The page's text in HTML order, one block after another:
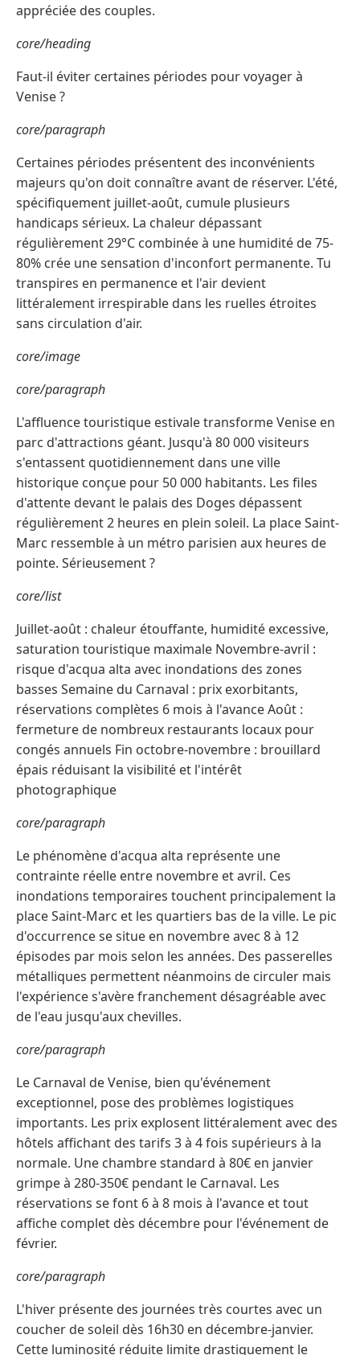
appréciée des couples.
core/heading
Faut-il éviter certaines périodes pour voyager à
Venise ?
core/paragraph
Certaines périodes présentent des inconvénients
majeurs qu'on doit connaître avant de réserver. L'été,
spécifiquement juillet-août, cumule plusieurs
handicaps sérieux. La chaleur dépassant
régulièrement 29°C combinée à une humidité de 75-
80% crée une sensation d'inconfort permanente. Tu
transpires en permanence et l'air devient
littéralement irrespirable dans les ruelles étroites
sans circulation d'air.
core/image
core/paragraph
L'affluence touristique estivale transforme Venise en
parc d'attractions géant. Jusqu'à 80 000 visiteurs
s'entassent quotidiennement dans une ville
historique conçue pour 50 000 habitants. Les files
d'attente devant le palais des Doges dépassent
régulièrement 2 heures en plein soleil. La place Saint-
Marc ressemble à un métro parisien aux heures de
pointe. Sérieusement ?
core/list
Juillet-août : chaleur étouffante, humidité excessive,
saturation touristique maximale Novembre-avril :
risque d'acqua alta avec inondations des zones
basses Semaine du Carnaval : prix exorbitants,
réservations complètes 6 mois à l'avance Août :
fermeture de nombreux restaurants locaux pour
congés annuels Fin octobre-novembre : brouillard
épais réduisant la visibilité et l'intérêt
photographique
core/paragraph
Le phénomène d'acqua alta représente une
contrainte réelle entre novembre et avril. Ces
inondations temporaires touchent principalement la
place Saint-Marc et les quartiers bas de la ville. Le pic
d'occurrence se situe en novembre avec 8 à 12
épisodes par mois selon les années. Des passerelles
métalliques permettent néanmoins de circuler mais
l'expérience s'avère franchement désagréable avec
de l'eau jusqu'aux chevilles.
core/paragraph
Le Carnaval de Venise, bien qu'événement
exceptionnel, pose des problèmes logistiques
importants. Les prix explosent littéralement avec des
hôtels affichant des tarifs 3 à 4 fois supérieurs à la
normale. Une chambre standard à 80€ en janvier
grimpe à 280-350€ pendant le Carnaval. Les
réservations se font 6 à 8 mois à l'avance et tout
affiche complet dès décembre pour l'événement de
février.
core/paragraph
L'hiver présente des journées très courtes avec un
coucher de soleil dès 16h30 en décembre-janvier.
Cette luminosité réduite limite drastiquement le